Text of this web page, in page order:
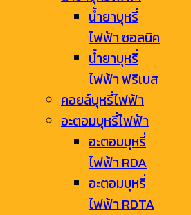
น้ำยาบุหรี่
ไฟฟ้า ซอลนิค
น้ำยาบุหรี่
ไฟฟ้า ฟรีเบส
คอยล์บุหรี่ไฟฟ้า
อะตอมบุหรี่ไฟฟ้า
อะตอมบุหรี่
ไฟฟ้า RDA
อะตอมบุหรี่
ไฟฟ้า RDTA